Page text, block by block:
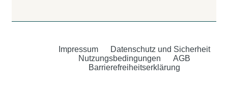
Impressum
Datenschutz und Sicherheit
Nutzungsbedingungen
AGB
Barrierefreiheitserklärung